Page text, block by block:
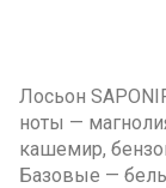
Лосьон
ноты —
кашемир,
Базовые —